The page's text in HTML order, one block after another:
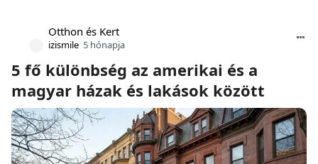
Otthon és Kert
izismile 5 hónapja
5 fő különbség az amerikai és a
magyar házak és lakások között